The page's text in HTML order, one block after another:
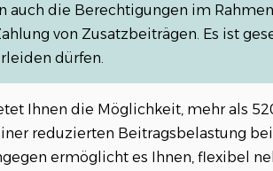
auch die Berechtigungen im
von Zusatzbeiträgen. Es ist
dürfen.
Ihnen die Möglichkeit, mehr als
reduzierten Beitragsbelastung
ermöglicht es Ihnen, flexibel